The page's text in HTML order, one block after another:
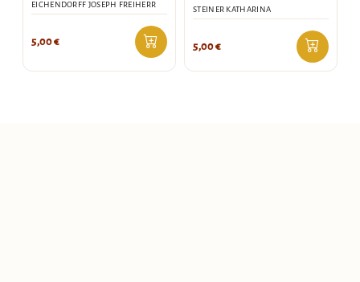
EICHENDORFF JOSEPH FREIHERR
5,00€
STEINER KATHARINA
5,00€